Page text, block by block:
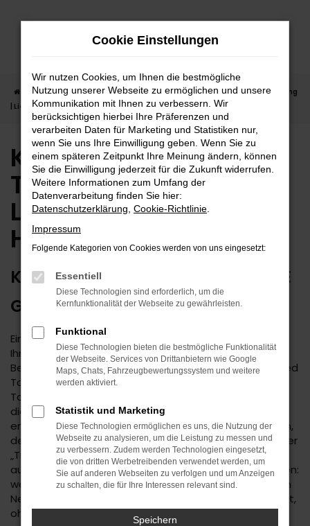
Zum
Startseite Herrenberg Kia Kia Ceed
Kia Ceed Tageszulassung
| Lieferservice nach Herrenberg
Kia Ceed
Tageszulassung |
Lieferservice nach
Herrenberg
KIA CEED TAGESZULASSUNG – WIE
GESCHAFFEN FÜR HERRENBERG
Eine Kia Ceed Tageszulassung für Herrenberg erhöht
Ihre Mobilität zu einem ungemein günstigen Preis. Die
Besonderheit liegt hier bereits im Namen: eine Kia Ceed
Tageszulassung ist ein Neuwagen, der für exakt einen
Tag zugelassen wurde. Dabei spielt es keine Rolle, ob
die Zulassung in Herrenberg oder einem anderen Ort
erfolgt ist, denn Ihr Fahrzeug ist ohnehin ein Neuwagen,
der noch keinen einzigen Kilometer gefahren wurde. Der
„Trick“ mit der Zulassung für einen Tag ist als Reaktion
auf die Preisvorgaben der Automobilhersteller zu sehen:
wenn diese keine hohen Rabatte ermöglichen, wird ein
Neuwagen kurzerhand zum Gebrauchten umetikettiert,
ohne dass darunter die Qualität leidet.
Cookie Einstellungen
Wir nutzen Cookies, um Ihnen die bestmögliche
Nutzung unserer Webseite zu ermöglichen und unsere
Kommunikation mit Ihnen zu verbessern. Wir
berücksichtigen hierbei Ihre Präferenzen und
verarbeiten Daten für Marketing und Statistiken nur,
wenn Sie uns Ihre Einwilligung geben. Wenn Sie zu
einem späteren Zeitpunkt Ihre Meinung ändern, können
Sie die Einwilligung jederzeit für die Zukunft widerrufen.
Weitere Informationen zum Umfang der
Datenverarbeitung finden Sie hier:
Datenschutzerklärung Cookie-Richtlinie
Impressum
Folgende Kategorien von Cookies werden von uns eingesetzt:
Essentiell
Diese Technologien sind erforderlich, um die
Kernfunktionalität der Webseite zu gewährleisten.
Funktional
Diese Technologien bieten die bestmögliche Funktionalität
der Webseite. Services von Drittanbietern wie Google
Maps, Chats, Fahrzeugbewertungssystem und weitere
werden aktiviert.
Statistik und Marketing
Diese Technologien ermöglichen es uns, die Nutzung der
Webseite zu analysieren, um die Leistung zu messen und
zu verbessern. Zudem werden Technologien eingesetzt,
die von dritten Werbetreibenden verwendet werden, um
Sie auf anderen Webseiten zu verfolgen und um Anzeigen
zu schalten, die für Ihre Interessen relevant sind.
Speichern